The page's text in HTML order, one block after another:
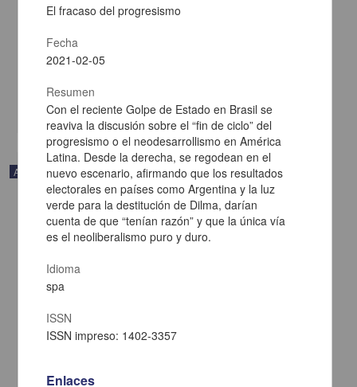
Payeras, Javier - Centro de Investigaciones sobre América Latina y
el Caribe, UNAM
Artículo
El fracaso del progresismo
Fecha
2021-02-05
Resumen
Con el reciente Golpe de Estado en Brasil se
reaviva la discusión sobre el “fin de ciclo” del
progresismo o el neodesarrollismo en América
Latina. Desde la derecha, se regodean en el
nuevo escenario, afirmando que los resultados
electorales en países como Argentina y la luz
verde para la destitución de Dilma, darían
cuenta de que “tenían razón” y que la única vía
es el neoliberalismo puro y duro.
Idioma
spa
ISSN
ISSN impreso: 1402-3357
Enlaces